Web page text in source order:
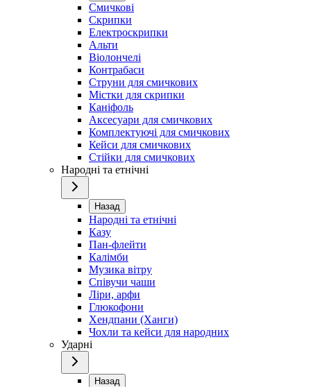
Смичкові
Скрипки
Електроскрипки
Альти
Віолончелі
Контрабаси
Струни для смичкових
Містки для скрипки
Каніфоль
Аксесуари для смичкових
Комплектуючі для смичкових
Кейси для смичкових
Стійки для смичкових
Народні та етнічні
Назад
Народні та етнічні
Казу
Пан-флейти
Калімби
Музика вітру
Співучи чаши
Ліри, арфи
Глюкофони
Хендпани (Ханги)
Чохли та кейси для народних
Ударні
Назад